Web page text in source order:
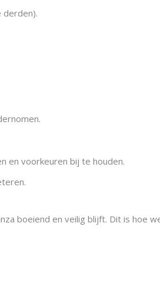
derden).
en voorkeuren bij te houden.
boeiend en veilig blijft. Dit is hoe